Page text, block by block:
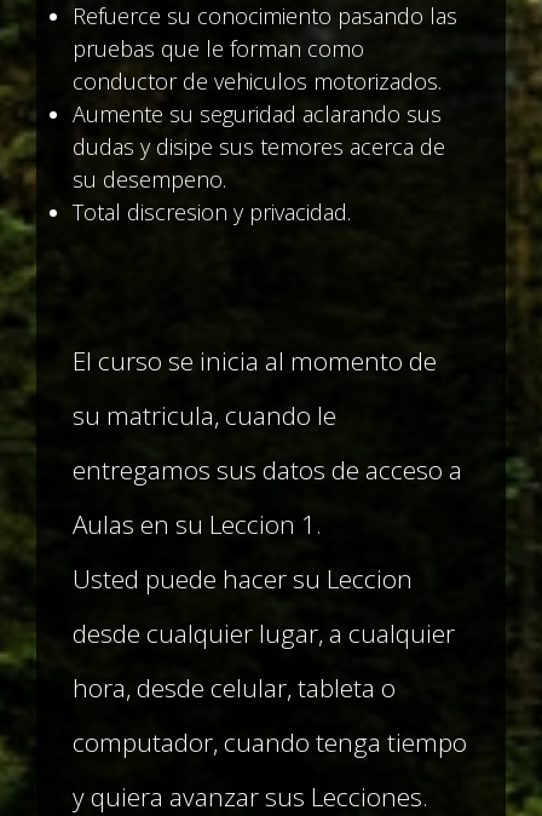
Refuerce su conocimiento pasando las
pruebas que le forman como
conductor de vehiculos motorizados.
Aumente su seguridad aclarando sus
dudas y disipe sus temores acerca de
su desempeno.
Total discresion y privacidad.
El curso se inicia al momento de
su matricula, cuando le
entregamos sus datos de acceso a
Aulas en su Leccion 1.
Usted puede hacer su Leccion
desde cualquier lugar, a cualquier
hora, desde celular, tableta o
computador, cuando tenga tiempo
y quiera avanzar sus Lecciones.